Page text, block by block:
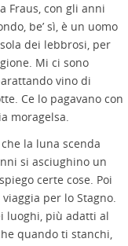
Fraus, con gli anni
be’ sì, è un uomo
dei lebbrosi, per
Mi ci sono
vino di
Ce lo pagavano con
moragelsa.
la luna scenda
si asciughino un
certe cose. Poi
per lo Stagno.
luoghi, più adatti al
quando ti stanchi,